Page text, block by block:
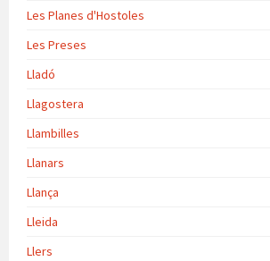
Les Planes d'Hostoles
Les Preses
Lladó
Llagostera
Llambilles
Llanars
Llança
Lleida
Llers